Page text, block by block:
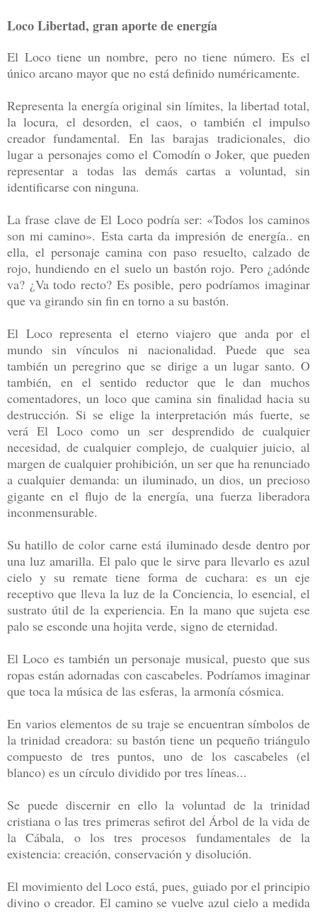
Loco Libertad, gran aporte de energía
El Loco tiene un nombre, pero no tiene número. Es el
único arcano mayor que no está definido numéricamente.
Representa la energía original sin límites, la libertad total,
la locura, el desorden, el caos, o también el impulso
creador fundamental. En las barajas tradicionales, dio
lugar a personajes como el Comodín o Joker, que pueden
representar a todas las demás cartas a voluntad, sin
identificarse con ninguna.
La frase clave de El Loco podría ser: «Todos los caminos
son mi camino». Esta carta da impresión de energía.. en
ella, el personaje camina con paso resuelto, calzado de
rojo, hundiendo en el suelo un bastón rojo. Pero ¿adónde
va? ¿Va todo recto? Es posible, pero podríamos imaginar
que va girando sin fin en torno a su bastón.
El Loco representa el eterno viajero que anda por el
mundo sin vínculos ni nacionalidad. Puede que sea
también un peregrino que se dirige a un lugar santo. O
también, en el sentido reductor que le dan muchos
comentadores, un loco que camina sin finalidad hacia su
destrucción. Si se elige la interpretación más fuerte, se
verá El Loco como un ser desprendido de cualquier
necesidad, de cualquier complejo, de cualquier juicio, al
margen de cualquier prohibición, un ser que ha renunciado
a cualquier demanda: un iluminado, un dios, un precioso
gigante en el flujo de la energía, una fuerza liberadora
inconmensurable.
Su hatillo de color carne está iluminado desde dentro por
una luz amarilla. El palo que le sirve para llevarlo es azul
cielo y su remate tiene forma de cuchara: es un eje
receptivo que lleva la luz de la Conciencia, lo esencial, el
sustrato útil de la experiencia. En la mano que sujeta ese
palo se esconde una hojita verde, signo de eternidad.
El Loco es también un personaje musical, puesto que sus
ropas están adornadas con cascabeles. Podríamos imaginar
que toca la música de las esferas, la armonía cósmica.
En varios elementos de su traje se encuentran símbolos de
la trinidad creadora: su bastón tiene un pequeño triángulo
compuesto de tres puntos, uno de los cascabeles (el
blanco) es un círculo dividido por tres líneas...
Se puede discernir en ello la voluntad de la trinidad
cristiana o las tres primeras sefirot del Árbol de la vida de
la Cábala, o los tres procesos fundamentales de la
existencia: creación, conservación y disolución.
El movimiento del Loco está, pues, guiado por el principio
divino o creador. El camino se vuelve azul cielo a medida